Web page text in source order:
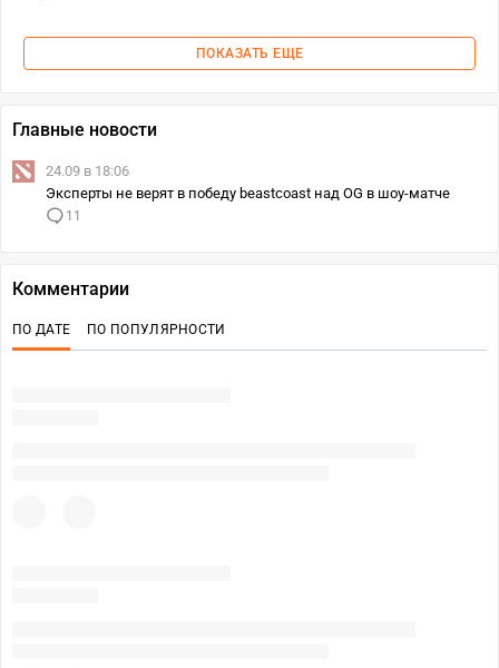
ПОКАЗАТЬ ЕЩЕ
Главные новости
24.09 в 18:06
Эксперты не верят в победу beastcoast над OG в шоу-матче
11
Комментарии
ПО ДАТЕ ПО ПОПУЛЯРНОСТИ